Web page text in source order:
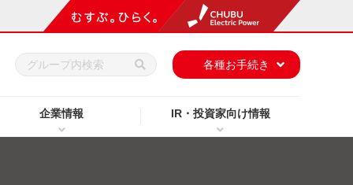
企業情報 IR・投資家向け情報
各種お手続き